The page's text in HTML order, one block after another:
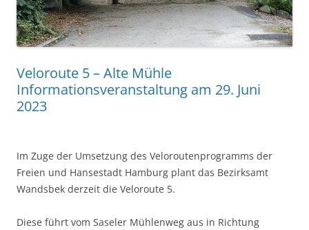
Veloroute 5 – Alte Mühle
Informationsveranstaltung am 29. Juni
2023
Im Zuge der Umsetzung des Veloroutenprogramms der
Freien und Hansestadt Hamburg plant das Bezirksamt
Wandsbek derzeit die Veloroute 5.
Diese führt vom Saseler Mühlenweg aus in Richtung